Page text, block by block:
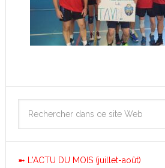
➼ L'ACTU DU MOIS (juillet-août)